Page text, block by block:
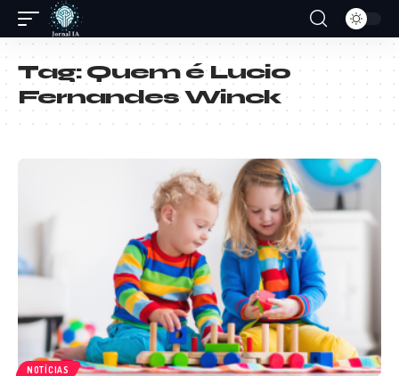
Tag:Quem é Lucio
Fernandes Winck
NOTÍCIAS